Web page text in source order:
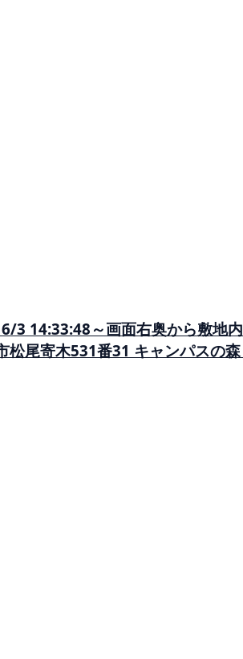
6/3 14:33:48～画面右奥から
松尾寄木531番31 キャンパス